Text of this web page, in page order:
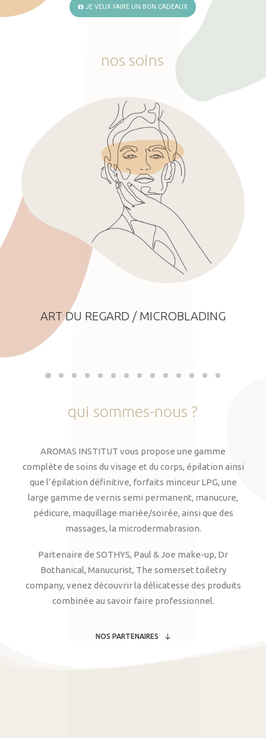
JE VEUX FAIRE UN BON CADEAUX
nos soins
ART DU REGARD / MICROBLADING
qui sommes-nous ?
AROMAS INSTITUT vous propose une gamme
complète de soins du visage et du corps, épilation ainsi
que l’épilation définitive, forfaits minceur LPG, une
large gamme de vernis semi permanent, manucure,
pédicure, maquillage mariée/soirée, ainsi que des
massages, la microdermabrasion.
Partenaire de SOTHYS, Paul & Joe make-up, Dr
Bothanical, Manucurist, The somerset toiletry
company, venez découvrir la délicatesse des produits
combinée au savoir faire professionnel.
NOS PARTENAIRES